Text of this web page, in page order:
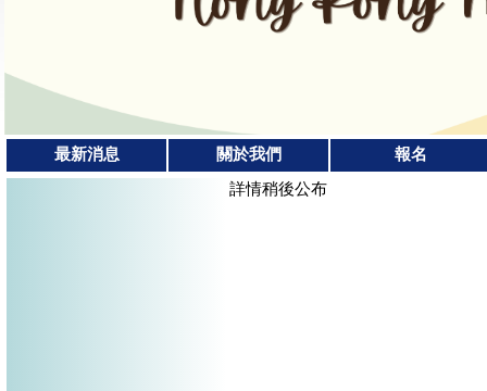
最新消息 關於我們
報名
詳情稍後公布